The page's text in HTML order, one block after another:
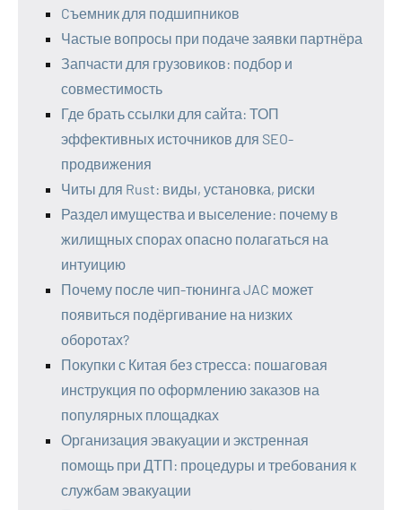
Cъемник для подшипников
Частые вопросы при подаче заявки партнёра
Запчасти для грузовиков: подбор и
совместимость
Где брать ссылки для сайта: ТОП
эффективных источников для SEO-
продвижения
Читы для Rust: виды, установка, риски
Раздел имущества и выселение: почему в
жилищных спорах опасно полагаться на
интуицию
Почему после чип-тюнинга JAC может
появиться подёргивание на низких
оборотах?
Покупки с Китая без стресса: пошаговая
инструкция по оформлению заказов на
популярных площадках
Организация эвакуации и экстренная
помощь при ДТП: процедуры и требования к
службам эвакуации